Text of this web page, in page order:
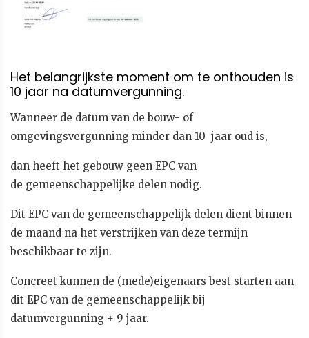
Het belangrijkste moment om te onthouden is
10 jaar na datumvergunning.
Wanneer de datum van de bouw- of
omgevingsvergunning minder dan 10 jaar oud is,
dan heeft het gebouw geen EPC van
de gemeenschappelijke delen nodig.
Dit EPC van de gemeenschappelijk delen dient binnen
de maand na het verstrijken van deze termijn
beschikbaar te zijn.
Concreet kunnen de (mede)eigenaars best starten aan
dit EPC van de gemeenschappelijk bij
datumvergunning + 9 jaar.